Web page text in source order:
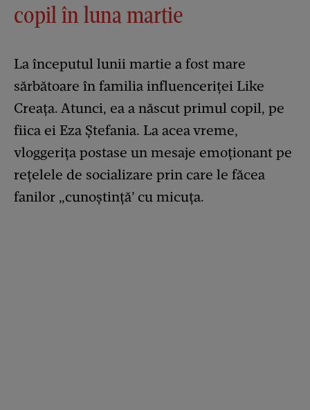
copil în luna martie
La începutul lunii martie a fost mare
sărbătoare în familia influenceriței Like
Creața. Atunci, ea a născut primul copil, pe
fiica ei Eza Ștefania. La acea vreme,
vloggerița postase un mesaje emoționant pe
rețelele de socializare prin care le făcea
fanilor „cunoștință’ cu micuța.